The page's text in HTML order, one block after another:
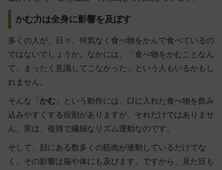
かむ力は全身に影響を及ぼす
多くの人が、日々、何気なく食べ物をかんで食べているの
ではないでしょうか。なかには、「食べ物をかむことなん
て、まったく意識してこなかった」という人もいるかもし
れません。
そんな「 かむ 」という動作には、口に入れた食べ物を飲み
込みやすくする役割がありますが、それだけではありませ
ん。実は、複雑で繊細なリズム運動なのです。
そして、顔にある数多くの筋肉が連動しているだけでな
く、その影響は脳や体にも及びます。ですから、見た目も